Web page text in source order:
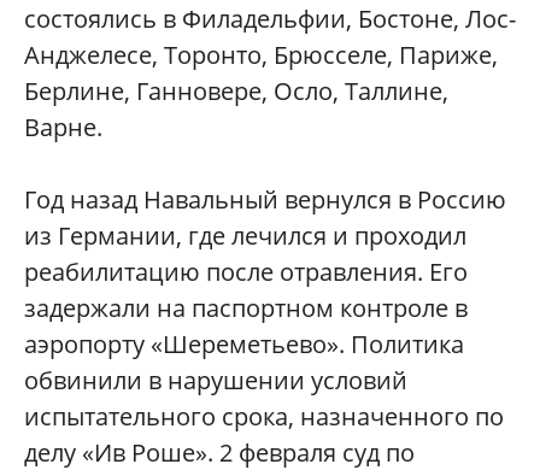
состоялись в Филадельфии, Бостоне, Лос-
Анджелесе, Торонто, Брюсселе, Париже,
Берлине, Ганновере, Осло, Таллине,
Варне.
Год назад Навальный вернулся в Россию
из Германии, где лечился и проходил
реабилитацию после отравления. Его
задержали на паспортном контроле в
аэропорту «Шереметьево». Политика
обвинили в нарушении условий
испытательного срока, назначенного по
делу «Ив Роше». 2 февраля суд по